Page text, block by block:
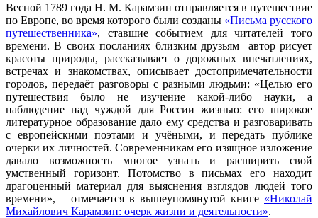
Весной 1789 года Н. М. Карамзин отправляется в путешествие
по Европе, во время которого были созданы «Письма русского
путешественника», ставшие событием для читателей того
времени. В своих посланиях близким друзьям автор рисует
красоты природы, рассказывает о дорожных впечатлениях,
встречах и знакомствах, описывает достопримечательности
городов, передаёт разговоры с разными людьми: «Целью его
путешествия было не изучение какой-либо науки, а
наблюдение над чуждой для России жизнью: его широкое
литературное образование дало ему средства и разговаривать
с европейскими поэтами и учёными, и передать публике
очерки их личностей. Современникам его изящное изложение
давало возможность многое узнать и расширить свой
умственный горизонт. Потомство в письмах его находит
драгоценный материал для выяснения взглядов людей того
времени», – отмечается в вышеупомянутой книге «Николай
Михайлович Карамзин: очерк жизни и деятельности».